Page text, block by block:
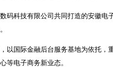
科技有限公司共同打造的安徽电
国际金融后台服务基地为依托，
等电子商务新业态。